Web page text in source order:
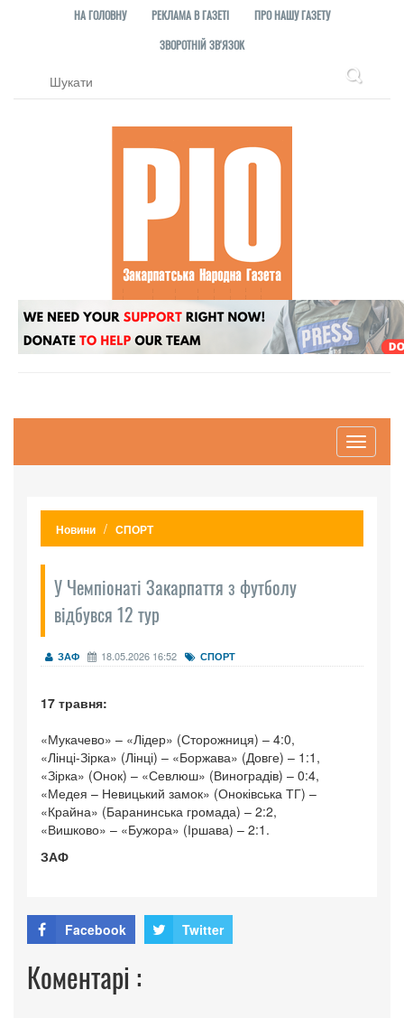
НА ГОЛОВНУ РЕКЛАМА В ГАЗЕТІ
ПРО НАШУ ГАЗЕТУ
ЗВОРОТНІЙ ЗВ'ЯЗОК
Toggle
Новини СПОРТ
У Чемпіонаті Закарпаття з футболу
відбувся 12 тур
ЗАФ 18.05.2026 16:52 СПОРТ
17 травня:
«Мукачево» – «Лідер» (Сторожниця) – 4:0,
«Лінці-Зірка» (Лінці) – «Боржава» (Довге) – 1:1,
«Зірка» (Онок) – «Севлюш» (Виноградів) – 0:4,
«Медея – Невицький замок» (Оноківська ТГ) –
«Крайна» (Баранинська громада) – 2:2,
«Вишково» – «Бужора» (Іршава) – 2:1.
ЗАФ
Facebook Twitter
Коментарі :